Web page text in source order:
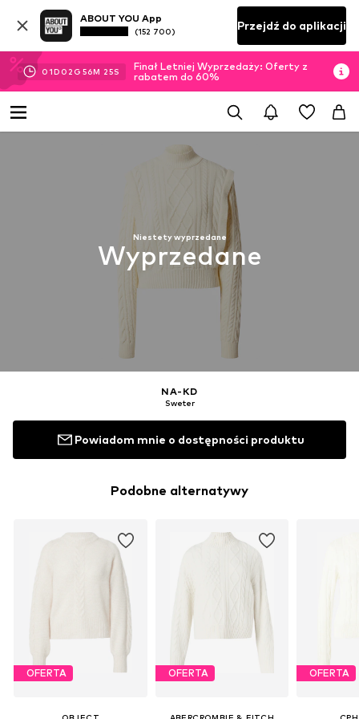
ABOUT YOU App
(152 700) Przejdź do aplikacji
01D 02 G 56M 24S
Finał Letniej Wyprzedaży: Oferty z
rabatem do 60%
Niestety wyprzedane
Wyprzedane
NA-KD
Sweter
Powiadom mnie o dostępności produktu
Podobne alternatywy
OFERTA OFERTA OFERTA